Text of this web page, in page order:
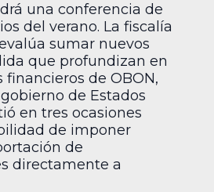
una conferencia de
del verano. La fiscalía
sumar nuevos
que profundizan en
financieros de OBON,
de Estados
en tres ocasiones
de imponer
de
directamente a